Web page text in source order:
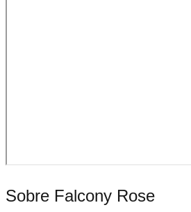
Sobre Falcony Rose